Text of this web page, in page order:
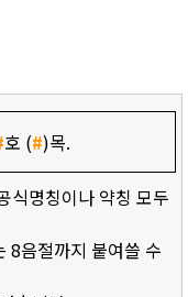
호 (#)목.
식명칭이나 약칭 모두
8음절까지 붙여쓸 수